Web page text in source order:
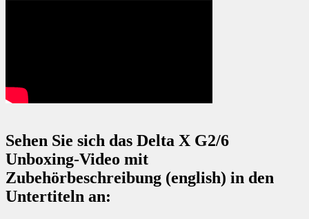
Sehen Sie sich das Delta X G2/6
Unboxing-Video mit
Zubehörbeschreibung (english) in den
Untertiteln an: